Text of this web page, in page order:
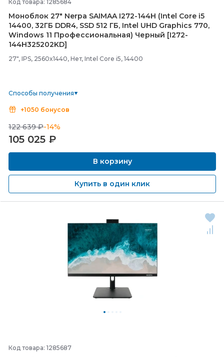
Код товара: 1285684
Моноблок 27" Nerpa SAIMAA I272-144H (Intel Core i5
14400, 32ГБ DDR4, SSD 512 ГБ, Intel UHD Graphics 770,
Windows 11 Профессиональная) Черный [I272-
144H325202KD]
27", IPS, 2560x1440, Нет, Intel Core i5, 14400
Способы получения
+1050 бонусов
122 639 ₽-14%
105 025 ₽
В корзину
Купить в один клик
Код товара: 1285687